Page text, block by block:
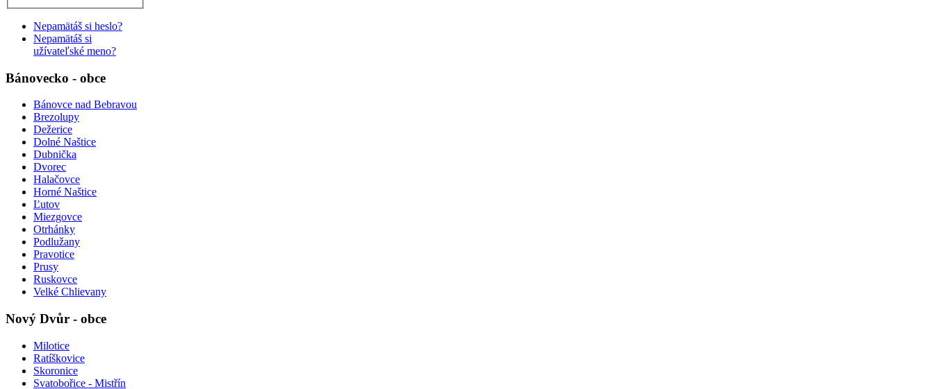
Nepamätáš si heslo?
Nepamätáš si
užívateľské meno?
Bánovecko - obce
Bánovce nad Bebravou
Brezolupy
Dežerice
Dolné Naštice
Dubnička
Dvorec
Halačovce
Horné Naštice
Ľutov
Miezgovce
Otrhánky
Podlužany
Pravotice
Prusy
Ruskovce
Velké Chlievany
Nový Dvůr - obce
Milotice
Ratíškovice
Skoronice
Svatobořice - Mistřín